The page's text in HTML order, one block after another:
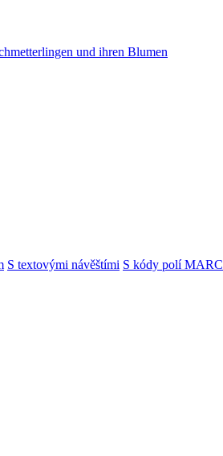
und ihren Blumen
S textovými návěštími S kódy polí MARC